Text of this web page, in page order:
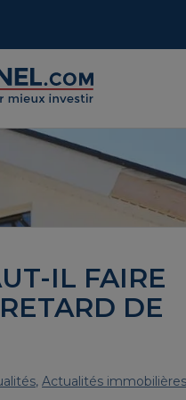
IL FAIRE
DE
, Actualités immobilières